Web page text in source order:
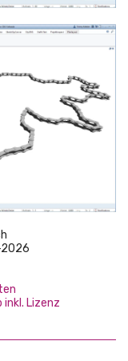
Lizenz